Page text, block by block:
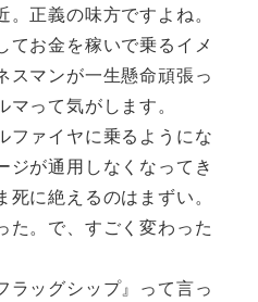
正義の味方ですよね。
てお金を稼いで乗るイメ
スマンが一生懸命頑張っ
って気がします。
ファイヤに乗るようにな
ジが通用しなくなってき
に絶えるのはまずい。
た。で、すごく変わった
ラッグシップ』って言っ